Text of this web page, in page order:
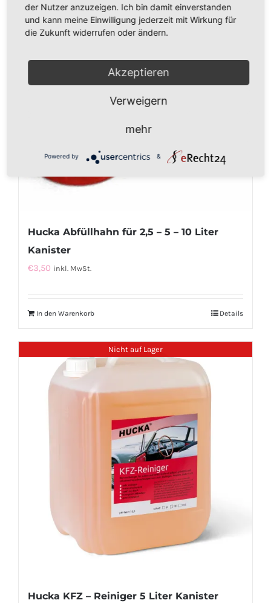
Hucka Abfüllhahn für 2,5 – 5 – 10 Liter
Kanister
€3,50 inkl. MwSt.
In den Warenkorb Details
Nicht auf Lager
Hucka KFZ – Reiniger 5 Liter Kanister
der Nutzer anzuzeigen. Ich bin damit einverstanden
und kann meine Einwilligung jederzeit mit Wirkung für
die Zukunft widerrufen oder ändern.
Akzeptieren
Verweigern
mehr
Powered by &